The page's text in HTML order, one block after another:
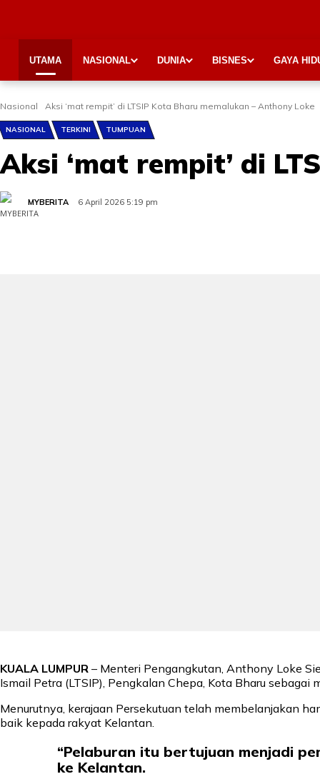
UTAMA NASIONAL DUNIA BISNES GAYA
Nasional Aksi ‘mat rempit’ di LTSIP Kota Bharu memalukan – Anthony Loke
NASIONAL TERKINI TUMPUAN
Aksi ‘mat rempit’ di
MYBERITA 6 April 2026 5:19 pm
KUALA LUMPUR – Menteri Pengangkutan, Anthony Loke
Ismail Petra (LTSIP), Pengkalan Chepa, Kota Bharu sebagai
Menurutnya, kerajaan Persekutuan telah membelanjakan
baik kepada rakyat Kelantan.
“Pelaburan itu bertujuan menjadi
ke Kelantan.